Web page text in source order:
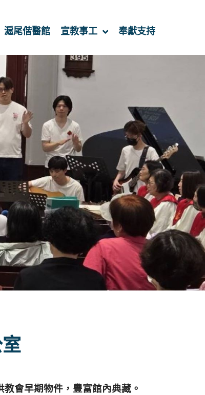
滬尾偕醫館 宣教事工 奉獻支持
會早期物件，豐富館內典藏。